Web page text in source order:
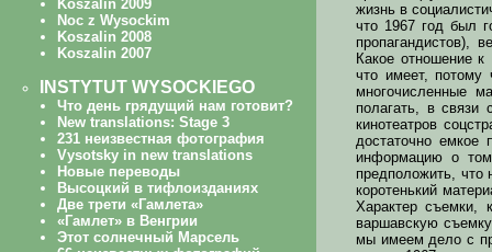
жизнь в
что 1967 год был
пропагандистов),
Какое отношение
что имеет, потому
многочисленные
полагать, в связи
кинотеатров
достаточно емкое
информацию о
предположить, что
коротенький
Характер съемки,
варшавскую
мы имеем дело с